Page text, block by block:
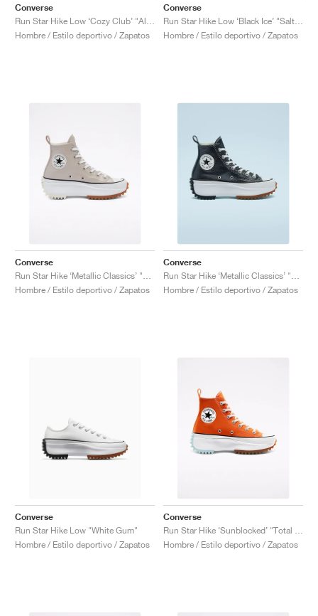
Converse
Hombre / Estilo deportivo / Zapatos
Converse
Hombre / Estilo deportivo / Zapatos
Converse
Hombre / Estilo deportivo / Zapatos
Converse
Hombre / Estilo deportivo / Zapatos
Converse
Run Star Hike Low "White Gum"
Hombre / Estilo deportivo / Zapatos
Converse
Hombre / Estilo deportivo / Zapatos